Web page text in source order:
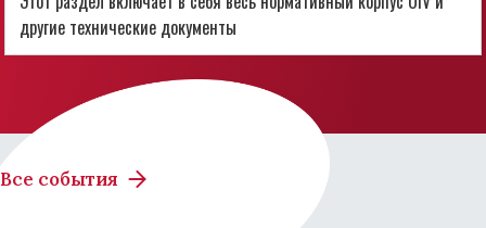
другие технические документы
Все события